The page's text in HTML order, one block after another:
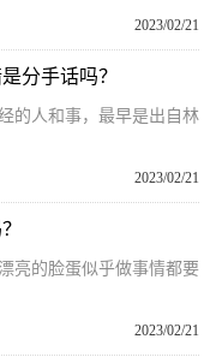
2023/02/21
分手话吗？
的人和事，最早是出自林
2023/02/21
亮的脸蛋似乎做事情都要
2023/02/21